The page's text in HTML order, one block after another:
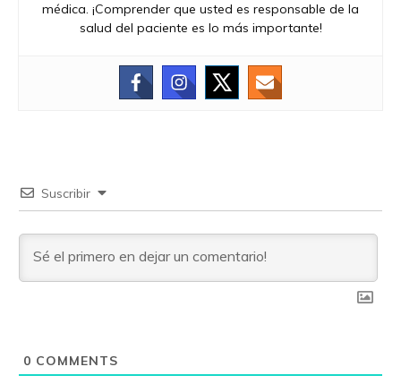
médica. ¡Comprender que usted es responsable de la
salud del paciente es lo más importante!
Suscribir
0 COMMENTS